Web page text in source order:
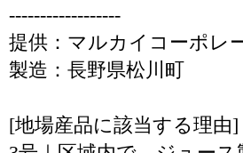
------------------
提供：マルカイコーポレ
製造：長野県松川町
[地場産品に該当する理由]